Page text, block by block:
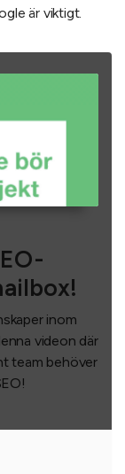
är viktigt.
inom
videon där
team behöver